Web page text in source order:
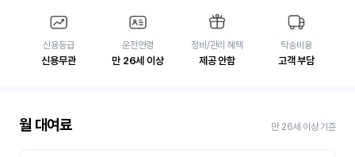
신용등급
신용무관
운전연령
만 26세 이상
정비/관리 혜택
제공 안함
탁송비용
고객 부담
월 대여료 만 26세 이상 기준